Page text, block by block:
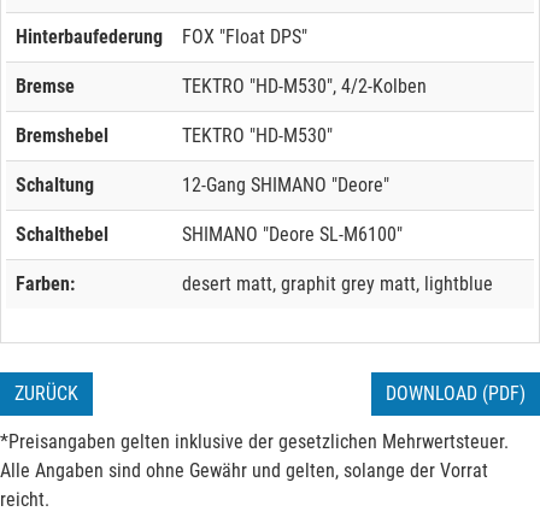
Hinterbaufederung FOX "Float DPS"
Bremse TEKTRO "HD-M530", 4/2-Kolben
Bremshebel TEKTRO "HD-M530"
Schaltung 12-Gang SHIMANO "Deore"
Schalthebel SHIMANO "Deore SL-M6100"
Farben: desert matt, graphit grey matt, lightblue
ZURÜCK DOWNLOAD (PDF)
*Preisangaben gelten inklusive der gesetzlichen Mehrwertsteuer.
Alle Angaben sind ohne Gewähr und gelten, solange der Vorrat
reicht.